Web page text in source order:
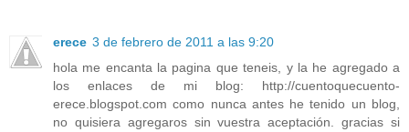
erece 3 de febrero de 2011 a las 9:20
hola me encanta la pagina que teneis, y la he agregado a
los enlaces de mi blog: http://cuentoquecuento-
erece.blogspot.com como nunca antes he tenido un blog,
no quisiera agregaros sin vuestra aceptación. gracias si